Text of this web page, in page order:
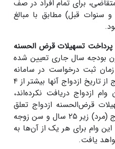
برای تمام افراد در صف
(ثبت‌نام شده در سال ۱۴۰۵ و سنوات قبل) مطابق با مبالغ
پرداخت تسهیلات قرض الحسنه
بودجه سال جاری تعیین شده
ثبت درخواست در سامانه
تسهیلات قرض الحسنه ازدواج از تاریخ ازدواج آنها بیشتر از ۴
ازدواج دریافت نکرده‌اند،
تسهیلات قرض‌الحسنه ازدواج تعلق
می‌گیرد. همچنین اگر سن زوج (مرد) زیر ۲۵ سال و سن زوجه
مبلغ این وام برای هر یک از آن‌ها به